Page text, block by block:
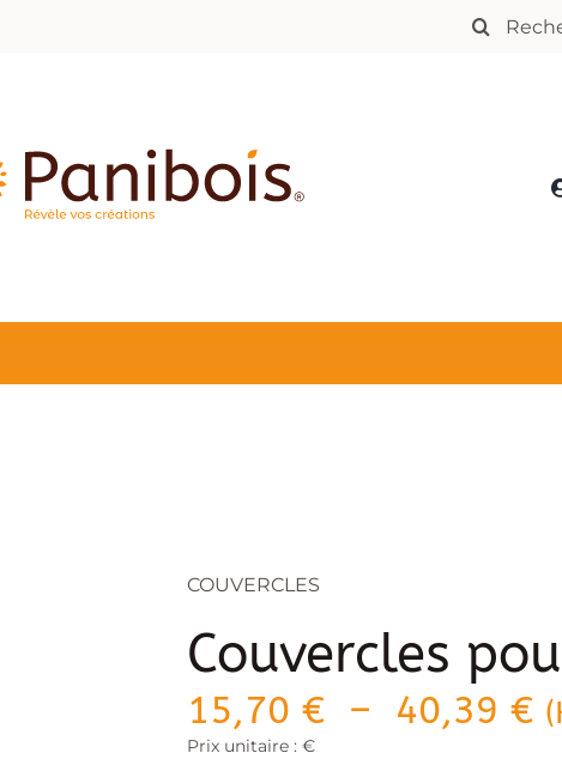
COUVERCLES
Couvercles
15,70 € – 40,39 €
Prix unitaire : €